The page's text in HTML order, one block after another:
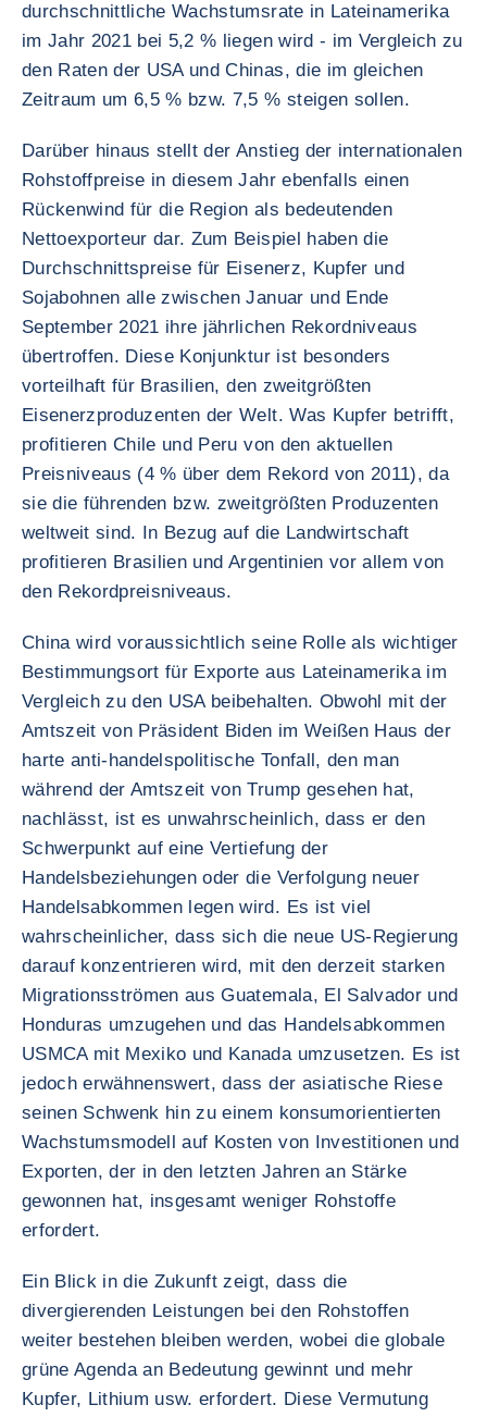
durchschnittliche Wachstumsrate in Lateinamerika
im Jahr 2021 bei 5,2 % liegen wird - im Vergleich zu
den Raten der USA und Chinas, die im gleichen
Zeitraum um 6,5 % bzw. 7,5 % steigen sollen.
Darüber hinaus stellt der Anstieg der internationalen
Rohstoffpreise in diesem Jahr ebenfalls einen
Rückenwind für die Region als bedeutenden
Nettoexporteur dar. Zum Beispiel haben die
Durchschnittspreise für Eisenerz, Kupfer und
Sojabohnen alle zwischen Januar und Ende
September 2021 ihre jährlichen Rekordniveaus
übertroffen. Diese Konjunktur ist besonders
vorteilhaft für Brasilien, den zweitgrößten
Eisenerzproduzenten der Welt. Was Kupfer betrifft,
profitieren Chile und Peru von den aktuellen
Preisniveaus (4 % über dem Rekord von 2011), da
sie die führenden bzw. zweitgrößten Produzenten
weltweit sind. In Bezug auf die Landwirtschaft
profitieren Brasilien und Argentinien vor allem von
den Rekordpreisniveaus.
China wird voraussichtlich seine Rolle als wichtiger
Bestimmungsort für Exporte aus Lateinamerika im
Vergleich zu den USA beibehalten. Obwohl mit der
Amtszeit von Präsident Biden im Weißen Haus der
harte anti-handelspolitische Tonfall, den man
während der Amtszeit von Trump gesehen hat,
nachlässt, ist es unwahrscheinlich, dass er den
Schwerpunkt auf eine Vertiefung der
Handelsbeziehungen oder die Verfolgung neuer
Handelsabkommen legen wird. Es ist viel
wahrscheinlicher, dass sich die neue US-Regierung
darauf konzentrieren wird, mit den derzeit starken
Migrationsströmen aus Guatemala, El Salvador und
Honduras umzugehen und das Handelsabkommen
USMCA mit Mexiko und Kanada umzusetzen. Es ist
jedoch erwähnenswert, dass der asiatische Riese
seinen Schwenk hin zu einem konsumorientierten
Wachstumsmodell auf Kosten von Investitionen und
Exporten, der in den letzten Jahren an Stärke
gewonnen hat, insgesamt weniger Rohstoffe
erfordert.
Ein Blick in die Zukunft zeigt, dass die
divergierenden Leistungen bei den Rohstoffen
weiter bestehen bleiben werden, wobei die globale
grüne Agenda an Bedeutung gewinnt und mehr
Kupfer, Lithium usw. erfordert. Diese Vermutung